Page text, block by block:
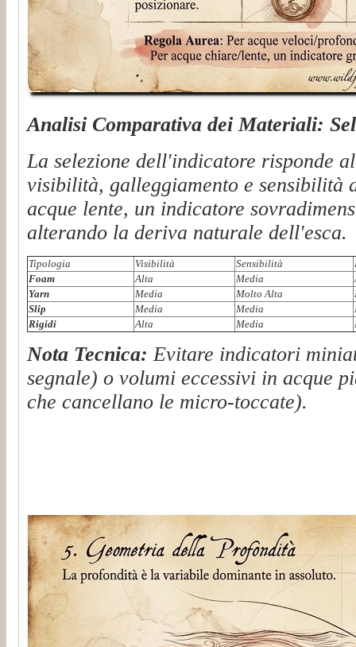
Analisi Comparativa dei Materiali:
La selezione dell'indicatore risponde
visibilità, galleggiamento e
acque lente, un indicatore
alterando la deriva naturale dell'esca.
Tipologia Visibilità Sensibilità
Foam
Alta Media
Yarn
Media Molto Alta
Slip
Media Media
Rigidi
Alta Media
Nota Tecnica: Evitare indicatori
segnale) o volumi eccessivi in acque
che cancellano le micro-toccate).